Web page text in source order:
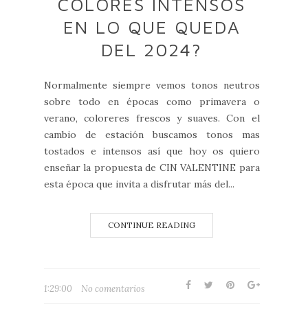
EN LO QUE QUEDA
DEL 2024?
Normalmente siempre vemos tonos neutros
sobre todo en épocas como primavera o
verano, coloreres frescos y suaves. Con el
cambio de estación buscamos tonos mas
tostados e intensos así que hoy os quiero
enseñar la propuesta de CIN VALENTINE para
esta época que invita a disfrutar más del...
CONTINUE READING
1:29:00 No comentarios